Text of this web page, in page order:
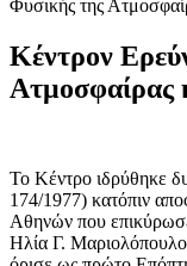
Φυσικής της
Κέντρον
Ατμοσφαίρας
Το Κέντρο ιδρύθηκε
174/1977) κατόπιν
Αθηνών που
Ηλία Γ.